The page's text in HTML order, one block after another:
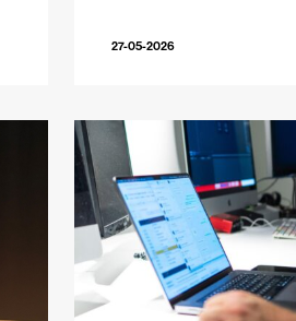
27-05-2026